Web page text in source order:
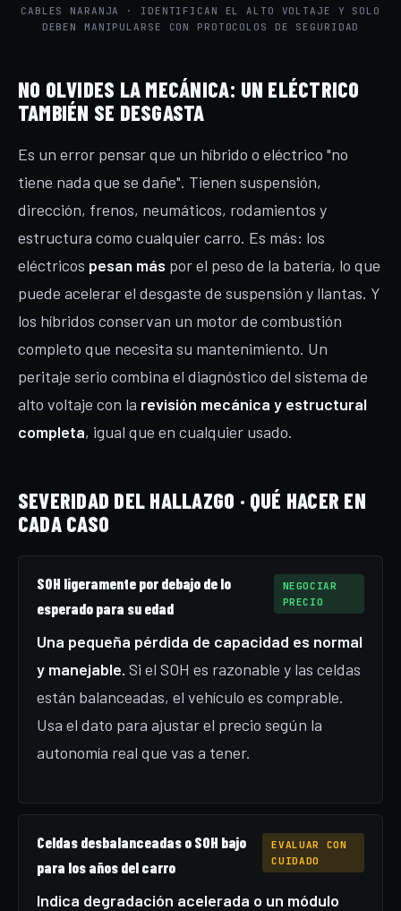
CABLES NARANJA · IDENTIFICAN EL ALTO VOLTAJE Y SOLO
DEBEN MANIPULARSE CON PROTOCOLOS DE SEGURIDAD
NO OLVIDES LA MECÁNICA: UN ELÉCTRICO
TAMBIÉN SE DESGASTA
Es un error pensar que un híbrido o eléctrico "no
tiene nada que se dañe". Tienen suspensión,
dirección, frenos, neumáticos, rodamientos y
estructura como cualquier carro. Es más: los
eléctricos pesan más por el peso de la batería, lo que
puede acelerar el desgaste de suspensión y llantas. Y
los híbridos conservan un motor de combustión
completo que necesita su mantenimiento. Un
peritaje serio combina el diagnóstico del sistema de
alto voltaje con la revisión mecánica y estructural
completa, igual que en cualquier usado.
SEVERIDAD DEL HALLAZGO · QUÉ HACER EN
CADA CASO
SOH ligeramente por debajo de lo
esperado para su edad
NEGOCIAR
PRECIO
Una pequeña pérdida de capacidad es normal
y manejable. Si el SOH es razonable y las celdas
están balanceadas, el vehículo es comprable.
Usa el dato para ajustar el precio según la
autonomía real que vas a tener.
Celdas desbalanceadas o SOH bajo
para los años del carro
EVALUAR CON
CUIDADO
Indica degradación acelerada o un módulo